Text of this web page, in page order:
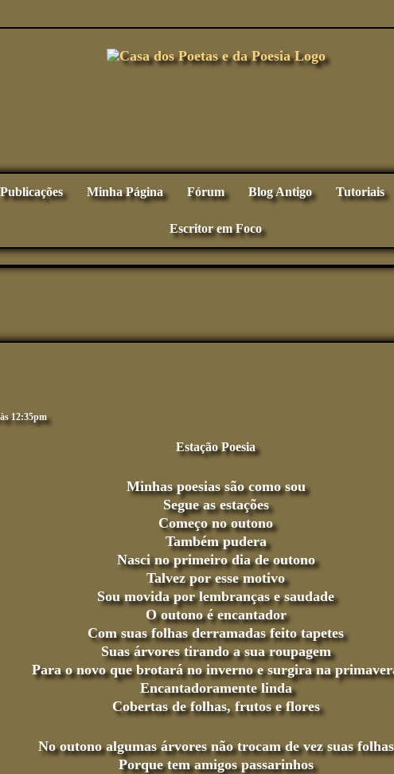
Publicações Minha Página Fórum Blog Antigo Tutoriais
Escritor em Foco
12:35pm
Estação Poesia
Minhas poesias são como sou
Segue as estações
Começo no outono
Também pudera
Nasci no primeiro dia de outono
Talvez por esse motivo
Sou movida por lembranças e saudade
O outono é encantador
Com suas folhas derramadas feito tapetes
Suas árvores tirando a sua roupagem
Para o novo que brotará no inverno e surgira na
Encantadoramente linda
Cobertas de folhas, frutos e flores
No outono algumas árvores não trocam de vez suas folhas
Porque tem amigos passarinhos